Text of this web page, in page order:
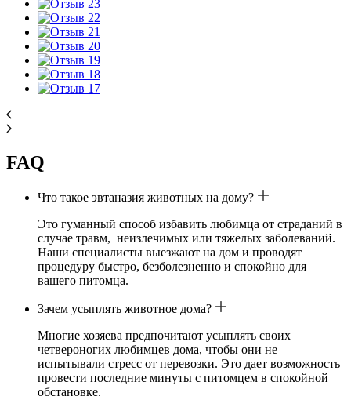
FAQ
Что такое эвтаназия животных на дому?
Это гуманный способ избавить любимца от страданий в
случае травм, неизлечимых или тяжелых заболеваний.
Наши специалисты выезжают на дом и проводят
процедуру быстро, безболезненно и спокойно для
вашего питомца.
Зачем усыплять животное дома?
Многие хозяева предпочитают усыплять своих
четвероногих любимцев дома, чтобы они не
испытывали стресс от перевозки. Это дает возможность
провести последние минуты с питомцем в спокойной
обстановке.